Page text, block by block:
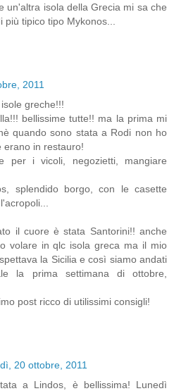
un'altra isola della Grecia mi sa che
tipico tipo Mykonos...
2011
greche!!!
bellissime tutte!! ma la prima mi
quando sono stata a Rodi non ho
erano in restauro!
per i vicoli, negozietti, mangiare
splendido borgo, con le casette
il cuore è stata Santorini!! anche
volare in qlc isola greca ma il mio
la Sicilia e così siamo andati
la prima settimana di ottobre,
post ricco di utilissimi consigli!
20 ottobre, 2011
a Lindos, è bellissima! Lunedì